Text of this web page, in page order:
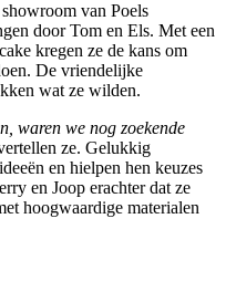
van Poels
door Tom en Els. Met een
kregen ze de kans om
De vriendelijke
wat ze wilden.
waren we nog zoekende
ze. Gelukkig
en hielpen hen keuzes
en Joop erachter dat ze
hoogwaardige materialen